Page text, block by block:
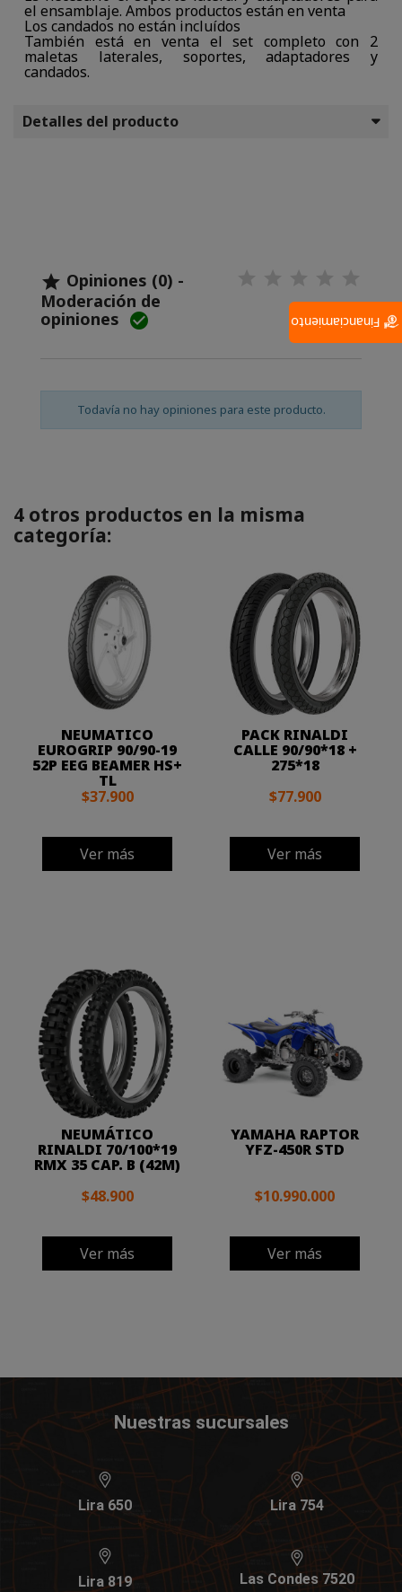
el ensamblaje. Ambos productos están en venta
Los candados no están incluídos
También está en venta el set completo con 2
maletas laterales, soportes, adaptadores y
candados.
Detalles del producto
 Opiniones (0) -
Moderación de
opiniones 
Todavía no hay opiniones para este producto.
4 otros productos en la misma
categoría:
NEUMATICO
EUROGRIP 90/90-19
52P EEG BEAMER HS+
TL
$37.900
Ver más
PACK RINALDI
CALLE 90/90*18 +
275*18
$77.900
Ver más
NEUMÁTICO
RINALDI 70/100*19
RMX 35 CAP. B (42M)
$48.900
Ver más
YAMAHA RAPTOR
YFZ-450R STD
$10.990.000
Ver más
Nuestras sucursales
Lira 650 Lira 754
Lira 819 Las Condes 7520
Financiamiento